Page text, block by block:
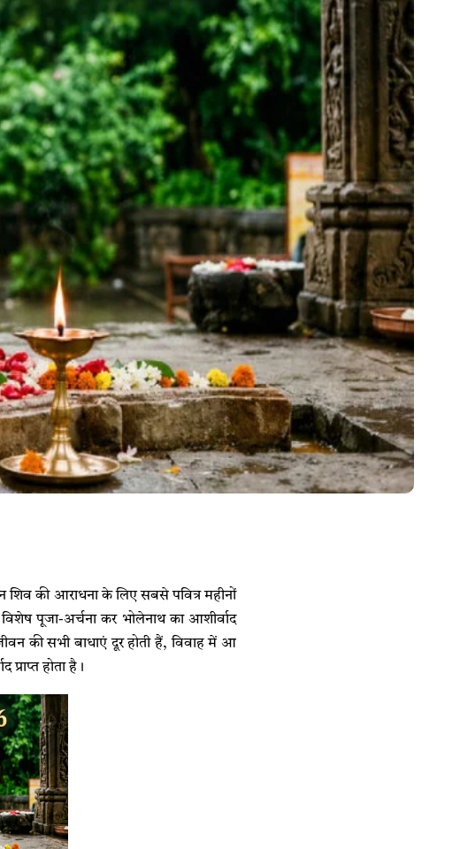
शिव की आराधना के लिए सबसे पवित्र महीनों
पूजा-अर्चना कर भोलेनाथ का आशीर्वाद
की सभी बाधाएं दूर होती हैं, विवाह में आ
होता है।